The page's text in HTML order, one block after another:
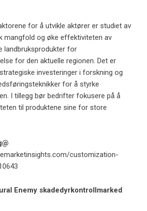
for å utvikle aktører er studiet av
mangfold og øke effektiviteten av
landbruksprodukter for
for den aktuelle regionen. Det er
investeringer i forskning og
for å styrke
I tillegg bør bedrifter fokusere på å
til produktene sine for store
customization-
Enemy skadedyrkontrollmarked